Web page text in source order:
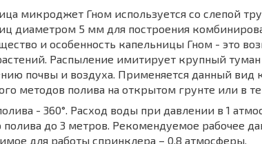
микроджет Гном используется со слепой
диаметром 5 мм для построения
и особенность капельницы Гном - это
Распыление имитирует крупный
почвы и воздуха. Применяется данный вид
методов полива на открытом грунте или в
- 360°. Расход воды при давлении в 1
полива до 3 метров. Рекомендуемое рабочее
для работы спринклера – 0,8 атмосферы.